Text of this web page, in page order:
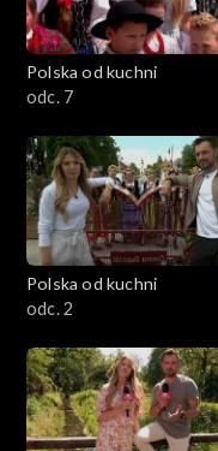
Polska od kuchni
odc. 7
Polska od kuchni
odc. 2